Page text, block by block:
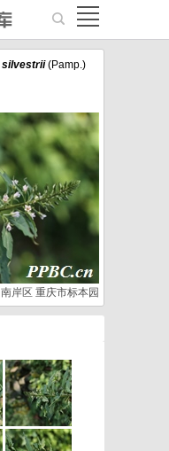
silvestrii(Pamp.)
南岸区 重庆市标本园